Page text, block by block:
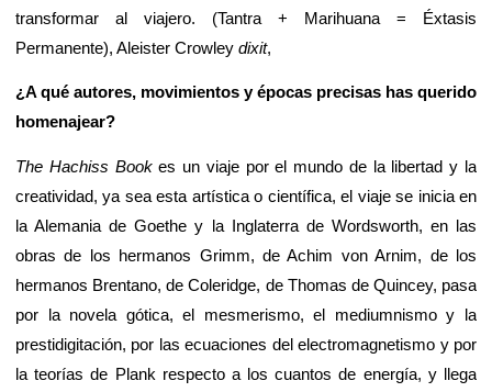
transformar al viajero. (Tantra + Marihuana = Éxtasis
Permanente), Aleister Crowley dixit,
¿A qué autores, movimientos y épocas precisas has querido
homenajear?
The Hachiss Bookes un viaje por el mundo de la libertad y la
creatividad, ya sea esta artística o científica, el viaje se inicia en
la Alemania de Goethe y la Inglaterra de Wordsworth, en las
obras de los hermanos Grimm, de Achim von Arnim, de los
hermanos Brentano, de Coleridge, de Thomas de Quincey, pasa
por la novela gótica, el mesmerismo, el mediumnismo y la
prestidigitación, por las ecuaciones del electromagnetismo y por
la teorías de Plank respecto a los cuantos de energía, y llega